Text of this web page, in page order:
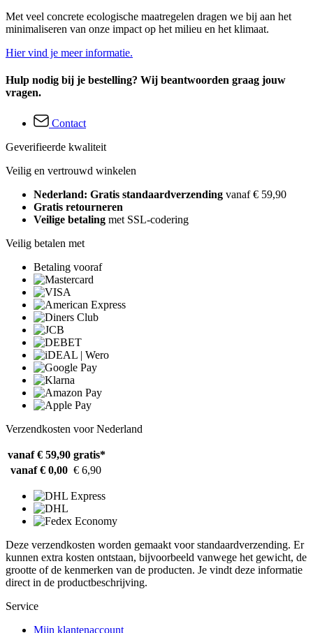
Met veel concrete ecologische maatregelen dragen we bij aan het
minimaliseren van onze impact op het milieu en het klimaat.
Hier vind je meer informatie.
Hulp nodig bij je bestelling? Wij beantwoorden graag jouw
vragen.
Contact
Geverifieerde kwaliteit
Veilig en vertrouwd winkelen
Nederland: Gratis standaardverzending vanaf € 59,90
Gratis retourneren
Veilige betaling met SSL-codering
Veilig betalen met
Betaling vooraf
Verzendkosten voor Nederland
vanaf € 59,90 gratis*
vanaf € 0,00 € 6,90
Deze verzendkosten worden gemaakt voor standaardverzending. Er
kunnen extra kosten ontstaan, bijvoorbeeld vanwege het gewicht, de
grootte of de kenmerken van de producten. Je vindt deze informatie
direct in de productbeschrijving.
Service
Mijn klantenaccount